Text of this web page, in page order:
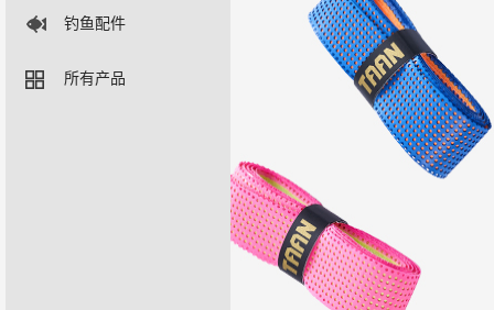
钓鱼配件
所有产品